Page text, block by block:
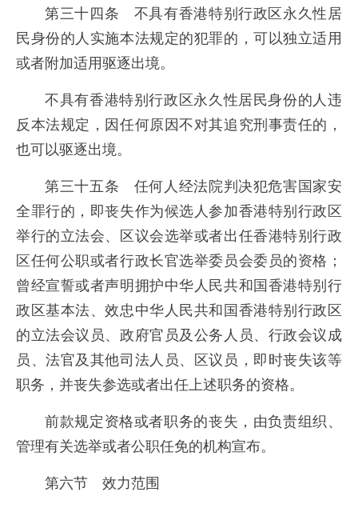
第三十四条 不具有香港特别行政区永久性居
民身份的人实施本法规定的犯罪的，可以独立适用
或者附加适用驱逐出境。
不具有香港特别行政区永久性居民身份的人违
反本法规定，因任何原因不对其追究刑事责任的，
也可以驱逐出境。
第三十五条 任何人经法院判决犯危害国家安
全罪行的，即丧失作为候选人参加香港特别行政区
举行的立法会、区议会选举或者出任香港特别行政
区任何公职或者行政长官选举委员会委员的资格；
曾经宣誓或者声明拥护中华人民共和国香港特别行
政区基本法、效忠中华人民共和国香港特别行政区
的立法会议员、政府官员及公务人员、行政会议成
员、法官及其他司法人员、区议员，即时丧失该等
职务，并丧失参选或者出任上述职务的资格。
前款规定资格或者职务的丧失，由负责组织、
管理有关选举或者公职任免的机构宣布。
第六节 效力范围